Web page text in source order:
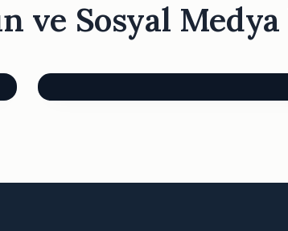
ve Sosyal Medya